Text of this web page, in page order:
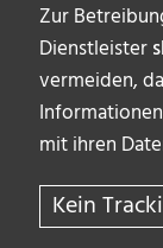
Zur
Dienstleister
vermeiden,
mit ihren
Kein
ÜBER UNS
AUTOR_INNEN